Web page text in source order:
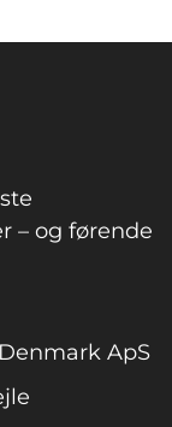
– og førende
ApS